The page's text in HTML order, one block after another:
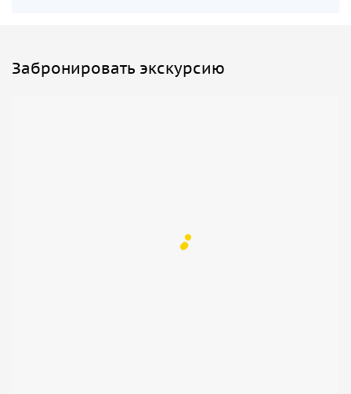
Забронировать экскурсию